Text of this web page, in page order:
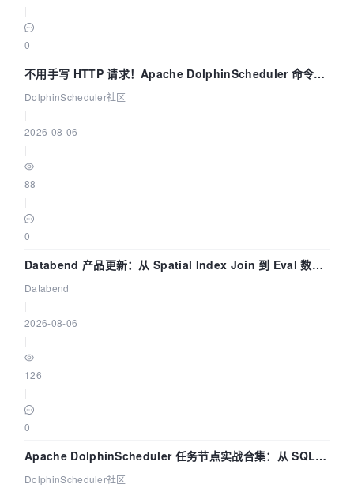
0
不用手写 HTTP 请求！Apache DolphinScheduler 命令行
dsctl 两分钟上手
DolphinScheduler社区
2026-08-06
88
0
Databend 产品更新：从 Spatial Index Join 到 Eval 数据
管道
Databend
2026-08-06
126
0
Apache DolphinScheduler 任务节点实战合集：从 SQL、
DataX 到 Spark、Flink 一次配置全打通
DolphinScheduler社区